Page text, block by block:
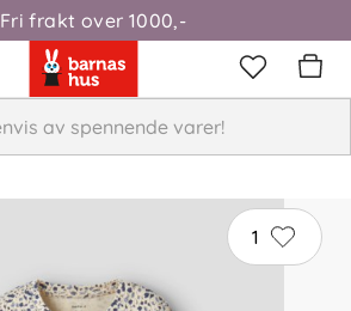
Fri frakt over 1000,-
1